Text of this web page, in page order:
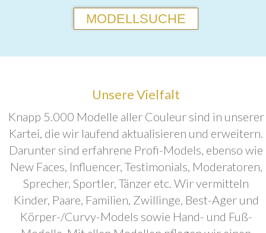
MODELLSUCHE
Unsere Vielfalt
Knapp 5.000 Modelle aller Couleur sind in unserer
Kartei, die wir laufend aktualisieren und erweitern.
Darunter sind erfahrene Profi-Models, ebenso wie
New Faces, Influencer, Testimonials, Moderatoren,
Sprecher, Sportler, Tänzer etc. Wir vermitteln
Kinder, Paare, Familien, Zwillinge, Best-Ager und
Körper-/Curvy-Models sowie Hand- und Fuß-